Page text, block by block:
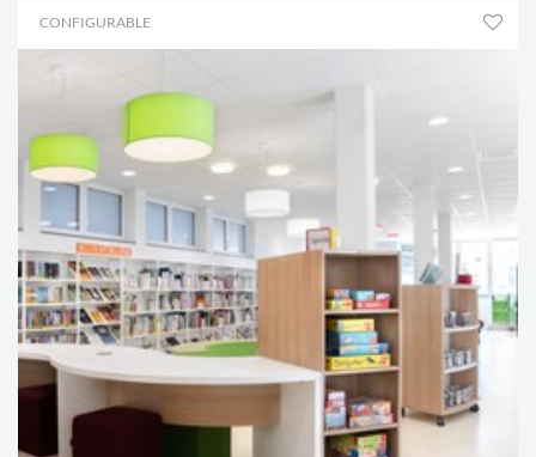
CONFIGURABLE